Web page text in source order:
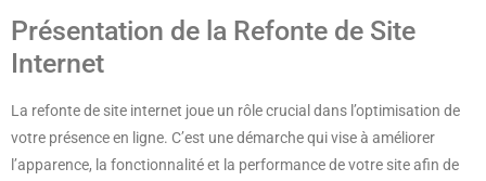
Présentation de la Refonte de Site
Internet
La refonte de site internet joue un rôle crucial dans l’optimisation de
votre présence en ligne. C’est une démarche qui vise à améliorer
l’apparence, la fonctionnalité et la performance de votre site afin de